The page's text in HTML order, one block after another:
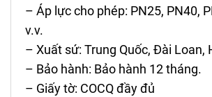
– Áp lực cho phép: PN25, PN40,
v.v.
– Xuất sứ: Trung Quốc, Đài Loan,
– Bảo hành: Bảo hành 12 tháng.
– Giấy tờ: COCQ đầy đủ